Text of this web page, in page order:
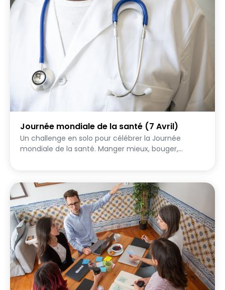
Journée mondiale de la santé (7 Avril)
Un challenge en solo pour célébrer la Journée
mondiale de la santé. Manger mieux, bouger,
vous et montrez-le !